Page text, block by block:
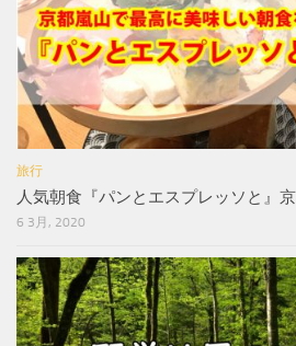
旅行
人気朝食『パンとエスプレッソと』
6 3月, 2020